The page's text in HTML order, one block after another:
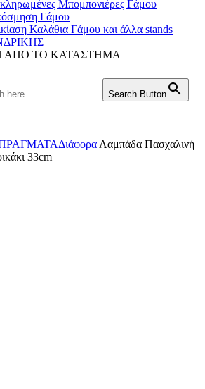
Μπομπονιέρες Γάμου
Γάμου
Καλάθια Γάμου και άλλα stands
ΑΠΟ ΤΟ ΚΑΤΑΣΤΗΜΑ
Search Button
Διάφορα Λαμπάδα Πασχαλινή
33cm